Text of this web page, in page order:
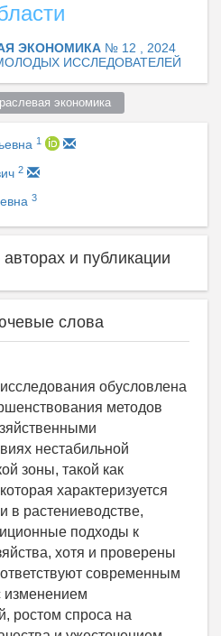
ЭКОНОМИКА № 12 , 2024
ИССЛЕДОВАТЕЛЕЙ
экономика
1
2
3
и публикации
слова
обусловлена
методов
нестабильной
зоны, такой как
характеризуется
растениеводстве,
подходы к
хотя и проверены
современным
изменением
ростом спроса на